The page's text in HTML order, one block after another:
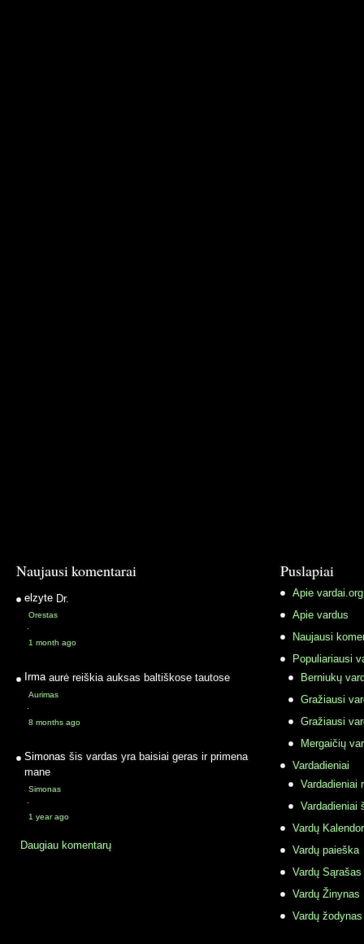
Naujausi komentarai
elzyte Dr.
Orestas
·
1 month ago
Irma aurė reiškia auksas baltiškose tautose
Aurimas
·
8 months ago
Simonas šis vardas yra baisiai geras ir primena
mane
Simonas
·
1 year ago
Daugiau komentarų
Puslapiai
Apie vardai.org
Apie vardus
Naujausi
Populiariausi
Berniukų
Gražiausi
Gražiausi
Mergaičių
Vardadieniai
Vardadieniai
Vardadieniai
Vardų
Vardų paieška
Vardų Sąrašas
Vardų Žinynas
Vardų